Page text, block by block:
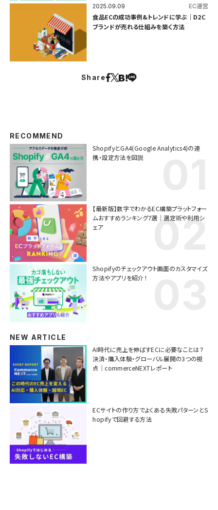
2025.09.09 EC運営
食品ECの成功事例&トレンドに学ぶ｜D2C
ブランドが売れる仕組みを築く方法
Share
RECOMMEND
ShopifyとGA4(Google Analytics4)の連
携・設定方法を図説
【最新版】数字でわかるEC構築プラットフォー
ムおすすめランキング7選｜選定術や利用シ
ェア
Shopifyのチェックアウト画面のカスタマイズ
方法やアプリを紹介！
NEW ARTICLE
AI時代に売上を伸ばすECに必要なことは？
決済・購入体験・グローバル展開の3つの視
点｜commerceNEXTレポート
ECサイトの作り方でよくある失敗パターンとS
hopifyで回避する方法